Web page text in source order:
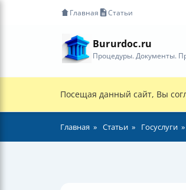
Главная Статьи
Bururdoc.ru
Процедуры. Документы.
Посещая данный сайт, Вы
Главная Статьи Госуслуги